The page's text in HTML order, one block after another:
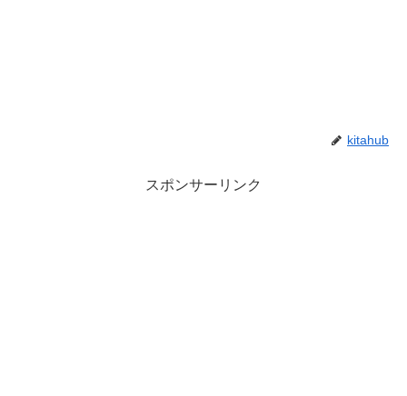
kitahub
スポンサーリンク